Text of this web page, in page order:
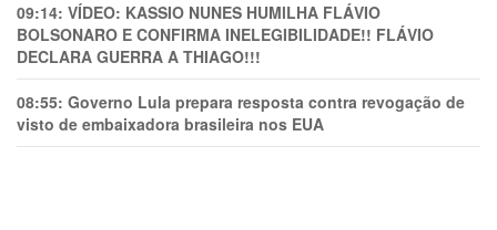
09:14: VÍDEO: KASSIO NUNES HUMlLHA FLÁVIO
BOLSONARO E CONFIRMA INELEGIBILIDADE!! FLÁVIO
DECLARA GUERRA A THIAGO!!!
08:55: Governo Lula prepara resposta contra revogação de
visto de embaixadora brasileira nos EUA